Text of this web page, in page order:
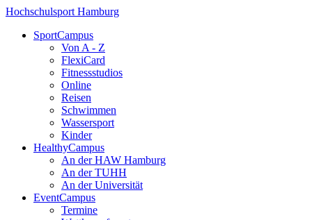
Hochschulsport Hamburg
SportCampus
Von A - Z
FlexiCard
Fitnessstudios
Online
Reisen
Schwimmen
Wassersport
Kinder
HealthyCampus
An der HAW Hamburg
An der TUHH
An der Universität
EventCampus
Termine